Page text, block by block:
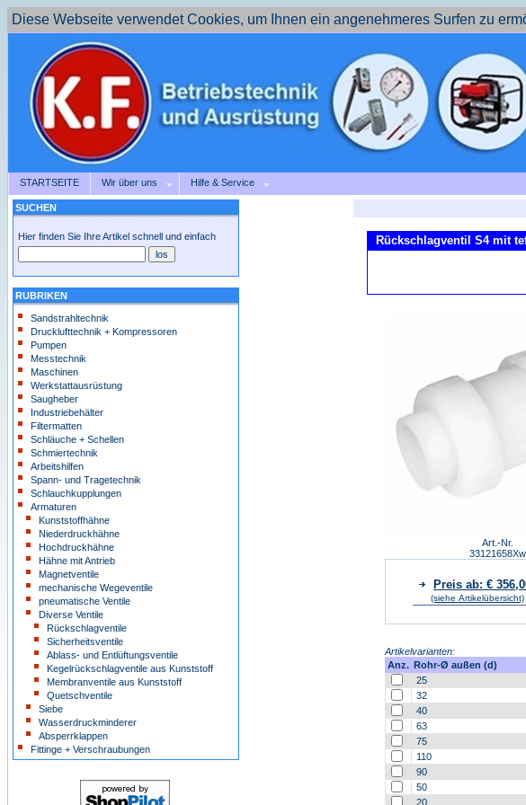
Diese Webseite verwendet Cookies, um Ihnen ein angenehmeres Surfen zu
STARTSEITE Wir über uns Hilfe & Service
SUCHEN
Hier finden Sie Ihre Artikel schnell und einfach
RUBRIKEN
Sandstrahltechnik
Drucklufttechnik + Kompressoren
Pumpen
Messtechnik
Maschinen
Werkstattausrüstung
Saugheber
Industriebehälter
Filtermatten
Schläuche + Schellen
Schmiertechnik
Arbeitshilfen
Spann- und Tragetechnik
Schlauchkupplungen
Armaturen
Kunststoffhähne
Niederdruckhähne
Hochdruckhähne
Hähne mit Antrieb
Magnetventile
mechanische Wegeventile
pneumatische Ventile
Diverse Ventile
Rückschlagventile
Sicherheitsventile
Ablass- und Entlüftungsventile
Kegelrückschlagventile aus Kunststoff
Membranventile aus Kunststoff
Quetschventile
Siebe
Wasserdruckminderer
Absperrklappen
Fittinge + Verschraubungen
Rückschlagventil S4 mit
Art.-Nr.
33121658Xw
Preis ab: €
(siehe Artikelübersicht)
Artikelvarianten:
Anz. Rohr-Ø außen (d)
25
32
40
63
75
110
90
50
20